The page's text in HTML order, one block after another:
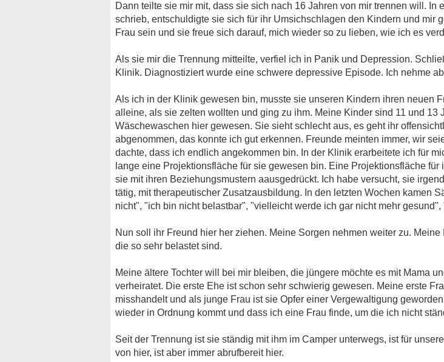
Dann teilte sie mir mit, dass sie sich nach 16 Jahren von mir trennen will. In
schrieb, entschuldigte sie sich für ihr Umsichschlagen den Kindern und mir
Frau sein und sie freue sich darauf, mich wieder so zu lieben, wie ich es
Als sie mir die Trennung mitteilte, verfiel ich in Panik und Depression.
Klinik. Diagnostiziert wurde eine schwere depressive Episode. Ich nehme
Als ich in der Klinik gewesen bin, musste sie unseren Kindern ihren neuen
alleine, als sie zelten wollten und ging zu ihm. Meine Kinder sind 11 und 13
Wäschewaschen hier gewesen. Sie sieht schlecht aus, es geht ihr
abgenommen, das konnte ich gut erkennen. Freunde meinten immer, wir
dachte, dass ich endlich angekommen bin. In der Klinik erarbeitete ich für
lange eine Projektionsfläche für sie gewesen bin. Eine Projektionsfläche
sie mit ihren Beziehungsmustern aausgedrückt. Ich habe versucht, sie
tätig, mit therapeutischer Zusatzausbildung. In den letzten Wochen kamen
nicht", "ich bin nicht belastbar", "vielleicht werde ich gar nicht mehr
Nun soll ihr Freund hier her ziehen. Meine Sorgen nehmen weiter zu.
die so sehr belastet sind.
Meine ältere Tochter will bei mir bleiben, die jüngere möchte es mit Mama
verheiratet. Die erste Ehe ist schon sehr schwierig gewesen. Meine erste
misshandelt und als junge Frau ist sie Opfer einer Vergewaltigung
wieder in Ordnung kommt und dass ich eine Frau finde, um die ich nicht
Seit der Trennung ist sie ständig mit ihm im Camper unterwegs, ist für
von hier, ist aber immer abrufbereit hier.